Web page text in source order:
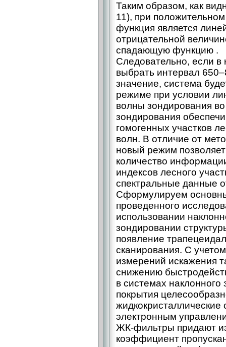
Таким образом, как
11), при
функция является
отрицательной
спадающую функцию .
Следовательно, если в
выбрать интервал
значение, система
режиме при условии
волны зондирования
зондирования
гомогенных участков
волн. В отличие от
новый режим
количество
индексов лесного
спектральные данные
Сформулируем
проведенного
использовании
зондировании
появление
сканирования. С
измерений искажения
снижению
в системах наклонного
покрытия
электронным
ЖК-фильтры придают
коэффициент